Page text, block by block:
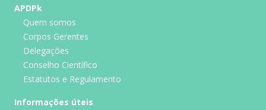
APDPk
Quem somos
Corpos Gerentes
Delegações
Conselho Científico
Estatutos e Regulamento
Informações úteis